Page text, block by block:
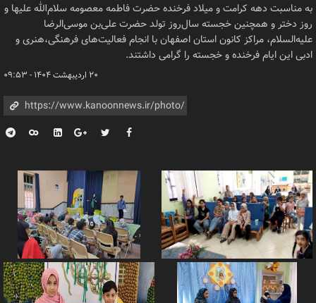
به مناسبت دهه کرامت و میلاد فرخنده حضرت فاطمه معصومه سلام‌الله علیها و
روز دختر و همچنین خجسته سال‌روز تولد حضرت علی‌بن موسی‌الرضا
علیه‌السلام، مراکز کانون استان اصفهان با انجام فعالیت‌های فرهنگی،هنری و
ادبی این ایام فرخنده و خجسته را گرامی‌ داشتند.
۲۰ اردیبهشت ۱۴۰۴ - ۰۹:۵۳